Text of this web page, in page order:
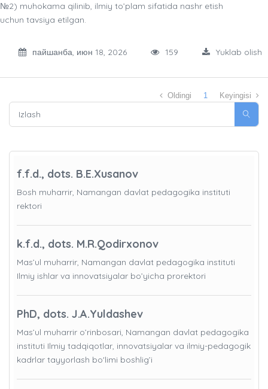
№2) muhokama qilinib, ilmiy to’plam sifatida nashr etish
uchun tavsiya etilgan.
пайшанба, июн 18, 2026 159 Yuklab olish
Oldingi 1 Keyingisi
f.f.d., dots. B.E.Xusanov
Bosh muharrir, Namangan davlat pedagogika instituti
rektori
k.f.d., dots. M.R.Qodirxonov
Mas’ul muharrir, Namangan davlat pedagogika instituti
Ilmiy ishlar va innovatsiyalar bo’yicha prorektori
PhD, dots. J.A.Yuldashev
Mas’ul muharrir o’rinbosari, Namangan davlat pedagogika
instituti Ilmiy tadqiqotlar, innovatsiyalar va ilmiy-pedagogik
kadrlar tayyorlash bo'limi boshlig’i